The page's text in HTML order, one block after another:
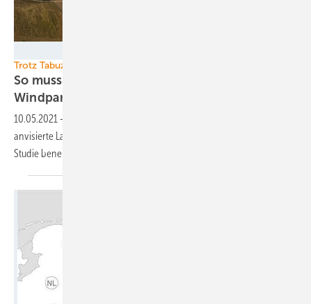
Trotz Tabuzone Wald
So muss Thüringen nun ausreichend Raum für
Windparks
10.05.2021 -
anvisierte Landnutzung für Windkraft noch mehr verfehlen. Eine
Studie benennt, was jetzt zu tun